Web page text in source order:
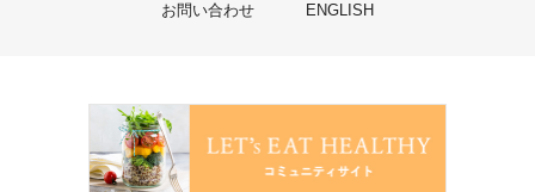
お問い合わせ ENGLISH